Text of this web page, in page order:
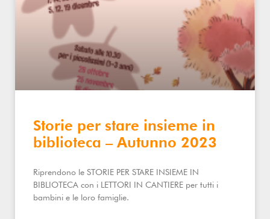
Storie per stare insieme in
biblioteca – Autunno 2023
Riprendono le STORIE PER STARE INSIEME IN
BIBLIOTECA con i LETTORI IN CANTIERE per tutti i
bambini e le loro famiglie.